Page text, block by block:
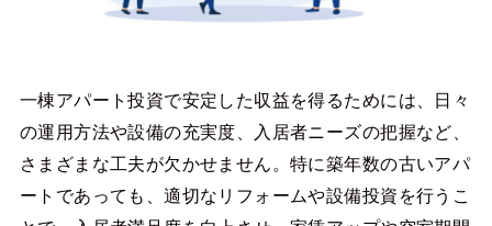
一棟アパート投資で安定した収益を得るためには、日々
の運用方法や設備の充実度、入居者ニーズの把握など、
さまざまな工夫が欠かせません。特に築年数の古いアパ
ートであっても、適切なリフォームや設備投資を行うこ